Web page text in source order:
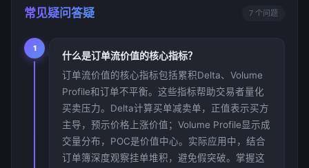
常见疑问答疑 7 个问题
1
什么是订单流价值的核心指标？
订单流价值的核心指标包括累积Delta、Volume
Profile和订单不平衡。这些指标帮助交易者量化
买卖压力。Delta计算买单减卖单，正值表示买方
主导，预示价格上涨价值；Volume Profile显示成
交量分布，POC是价值中心。实际应用中，结合
订单簿深度观察挂单堆积，避免假突破。掌握这